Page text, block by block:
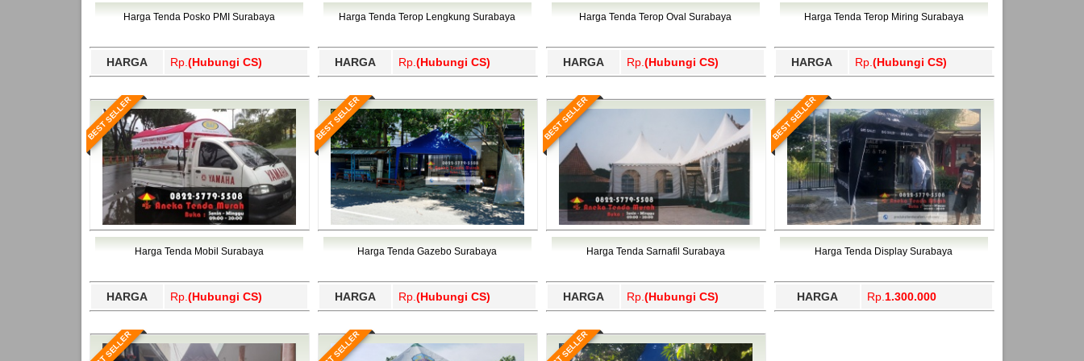
Bawang Barat, Tulangbawang, Tulungagung, Wajo, Wakatobi, Waropen, Way Kanan, Wonogiri, Wonosobo, Yahukimo, Yalimo, Yogyakarta.
Harga Tenda Posko PMI Surabaya
HARGA Rp. (Hubungi CS)
Harga Tenda Terop Lengkung Surabaya
HARGA Rp. (Hubungi CS)
Harga Tenda Terop Oval Surabaya
HARGA Rp. (Hubungi CS)
Harga Tenda Terop Miring Surabaya
HARGA Rp. (Hubungi CS)
BEST SELLER
Harga Tenda Mobil Surabaya
HARGA Rp. (Hubungi CS)
BEST SELLER
Harga Tenda Gazebo Surabaya
HARGA Rp. (Hubungi CS)
BEST SELLER
Harga Tenda Sarnafil Surabaya
HARGA Rp. (Hubungi CS)
BEST SELLER
Harga Tenda Display Surabaya
HARGA Rp. 1.300.000